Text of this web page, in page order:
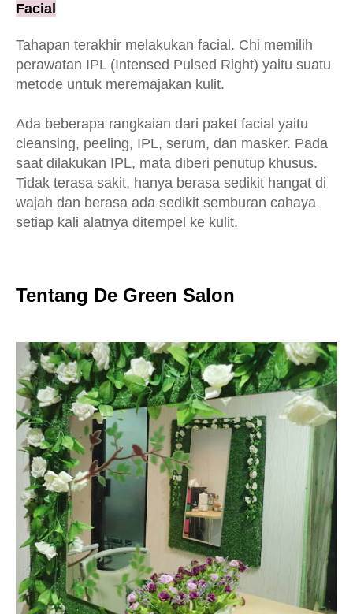
Facial
Tahapan terakhir melakukan facial. Chi memilih
perawatan IPL (Intensed Pulsed Right) yaitu suatu
metode untuk meremajakan kulit.
Ada beberapa rangkaian dari paket facial yaitu
cleansing, peeling, IPL, serum, dan masker. Pada
saat dilakukan IPL, mata diberi penutup khusus.
Tidak terasa sakit, hanya berasa sedikit hangat di
wajah dan berasa ada sedikit semburan cahaya
setiap kali alatnya ditempel ke kulit.
Tentang De Green Salon